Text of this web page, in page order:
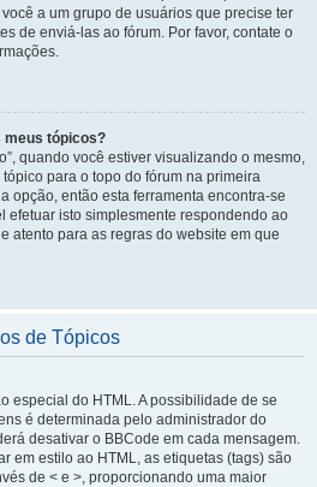
a um grupo de usuários que precise ter
de enviá-las ao fórum. Por favor, contate o
meus tópicos?
quando você estiver visualizando o mesmo,
para o topo do fórum na primeira
opção, então esta ferramenta encontra-se
efetuar isto simplesmente respondendo ao
atento para as regras do website em que
de Tópicos
especial do HTML. A possibilidade de se
é determinada pelo administrador do
desativar o BBCode em cada mensagem.
em estilo ao HTML, as etiquetas (tags) são
de < e >, proporcionando uma maior